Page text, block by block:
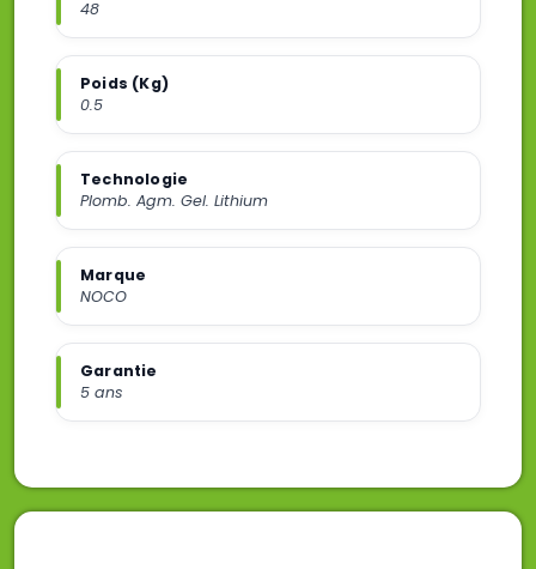
48
Poids (Kg)
0.5
Technologie
Plomb. Agm. Gel. Lithium
Marque
NOCO
Garantie
5 ans